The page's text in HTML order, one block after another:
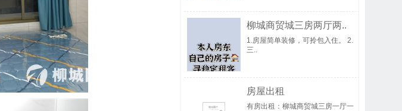
柳城商贸城三房两厅两..
1.房屋简单装修，可拎包入住。 2.
三..
房屋出租
有房出租：柳城商贸城三房一厅一